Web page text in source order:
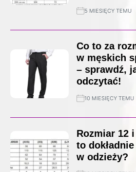
5 MIESIĘCY TEMU
Co to za
w męskich
– sprawdź,
odczytać!
10 MIESIĘCY TEMU
Rozmiar 12
to
w odzieży?